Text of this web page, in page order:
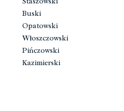
Buski
Opatowski
Włoszczowski
Pińczowski
Kazimierski